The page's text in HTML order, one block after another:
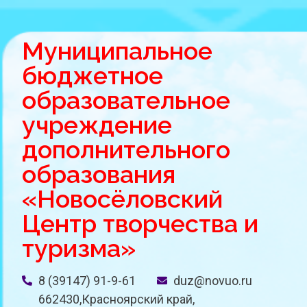
Муниципальное
бюджетное
образовательное
учреждение
дополнительного
образования
«Новосёловский
Центр творчества и
туризма»
8 (39147) 91-9-61
duz@novuo.ru
662430,Красноярский край,